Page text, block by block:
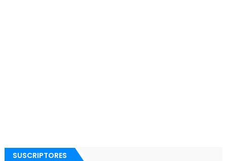
SUSCRIPTORES